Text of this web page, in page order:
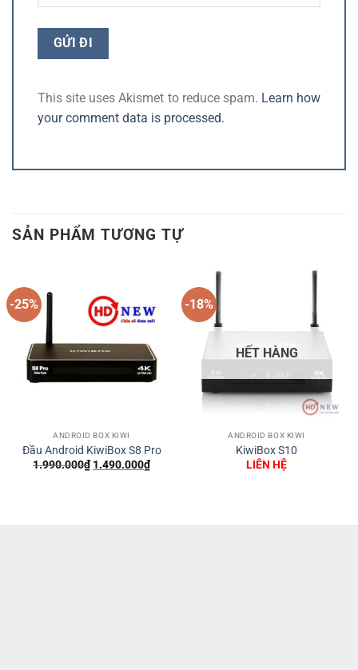
This site uses Akismet to reduce spam. Learn how
your comment data is processed.
SẢN PHẨM TƯƠNG TỰ
-25%
ANDROID BOX KIWI
Đầu Android KiwiBox S8 Pro
1.990.000₫ Giá
gốc
1.490.000₫Giá
hiện
-18%
HẾT HÀNG
ANDROID BOX KIWI
KiwiBox S10
LIÊN HỆ